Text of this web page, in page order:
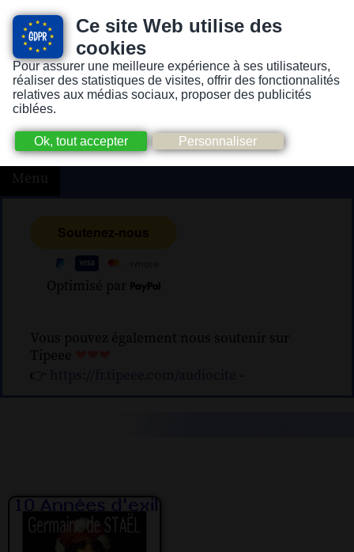
Ce site Web utilise des
cookies
Pour assurer une meilleure expérience à ses utilisateurs,
réaliser des statistiques de visites, offrir des fonctionnalités
relatives aux médias sociaux, proposer des publicités
ciblées.
Version pour personnes mal-voyantes ou non-voyantes
Menu
Optimisé par
Vous pouvez également nous soutenir sur
Tipeee
👉
-